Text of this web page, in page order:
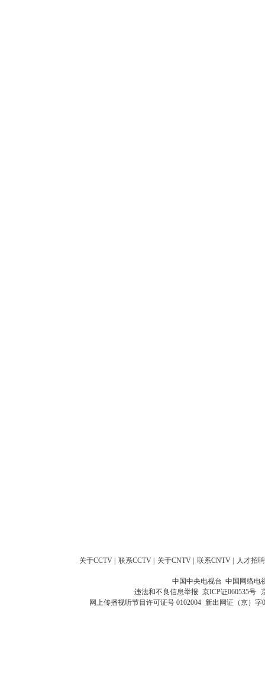
关于CCTV 联系CCTV 关于CNTV 联系CNTV 人才招聘
中国中央电视台 中国网络电
违法和不良信息举报 京ICP证060535号
网上传播视听节目许可证号 0102004 新出网证（京）